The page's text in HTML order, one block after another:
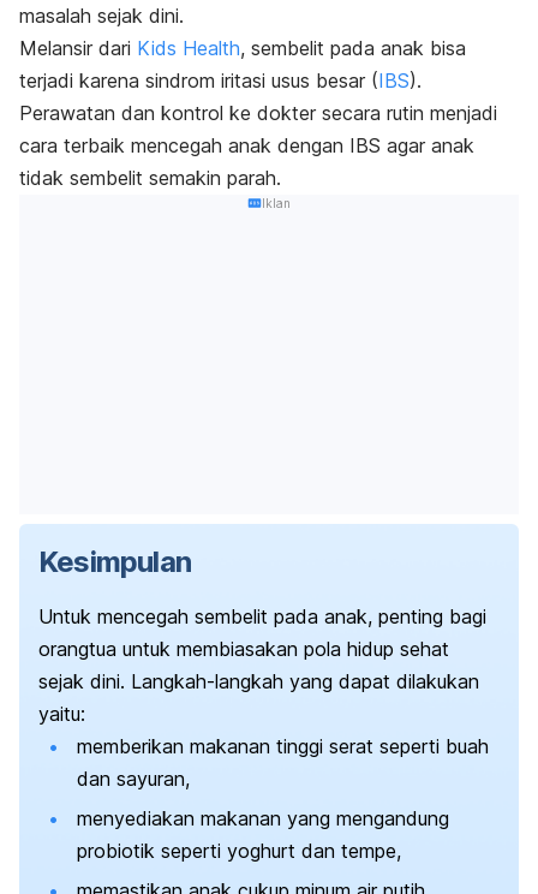
masalah sejak dini.
Melansir dari Kids Health, sembelit pada anak bisa
terjadi karena sindrom iritasi usus besar (IBS).
Perawatan dan kontrol ke dokter secara rutin menjadi
cara terbaik mencegah anak dengan IBS agar anak
tidak sembelit semakin parah.
Iklan
Kesimpulan
Untuk mencegah sembelit pada anak, penting bagi
orangtua untuk membiasakan pola hidup sehat
sejak dini. Langkah-langkah yang dapat dilakukan
yaitu:
memberikan makanan tinggi serat seperti buah
dan sayuran,
menyediakan makanan yang mengandung
probiotik seperti yoghurt dan tempe,